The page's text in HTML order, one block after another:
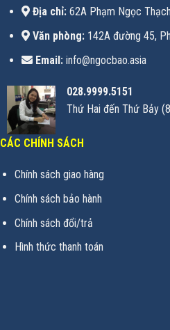
Địa chỉ:62A Phạm Ngọc
Văn phòng:142A đường 45,
Email:info@ngocbao.asia
028.9999.5151
Thứ Hai đến Thứ Bảy
CÁC CHÍNH SÁCH
Chính sách giao hàng
Chính sách bảo hành
Chính sách đổi/trả
Hình thức thanh toán